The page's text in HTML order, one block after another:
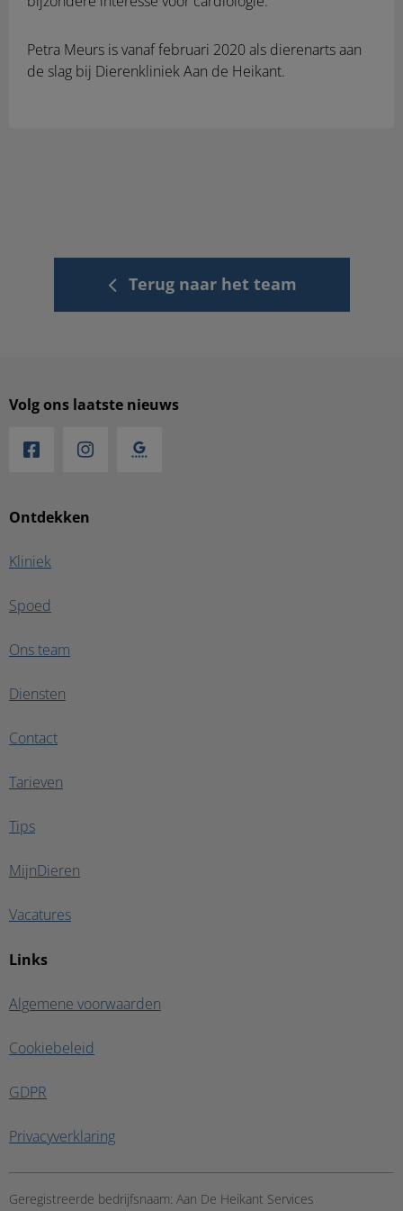
Petra Meurs is vanaf februari 2020 als dierenarts aan
de slag bij Dierenkliniek Aan de Heikant.
Terug naar het team
Ontdekken
Kliniek
Spoed
Ons team
Diensten
Contact
Tarieven
Tips
MijnDieren
Vacatures
Links
Algemene voorwaarden
Cookiebeleid
GDPR
Privacyverklaring
Volg ons laatste nieuws
Geregistreerde bedrijfsnaam: Aan De Heikant Services